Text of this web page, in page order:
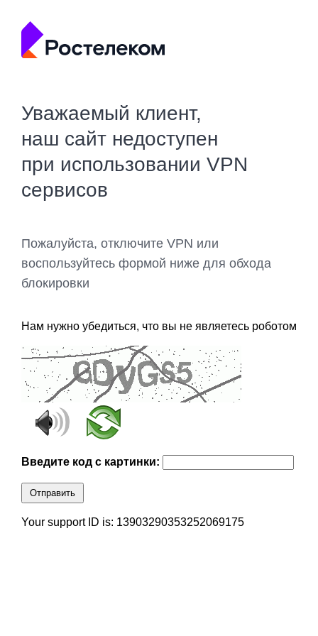
Уважаемый клиент,
наш сайт недоступен
при использовании VPN
сервисов
Пожалуйста, отключите VPN или
воспользуйтесь формой ниже для обхода
блокировки
Нам нужно убедиться, что вы не являетесь роботом
Введите код с картинки:
Отправить
Your support ID is: 13903290353252069175